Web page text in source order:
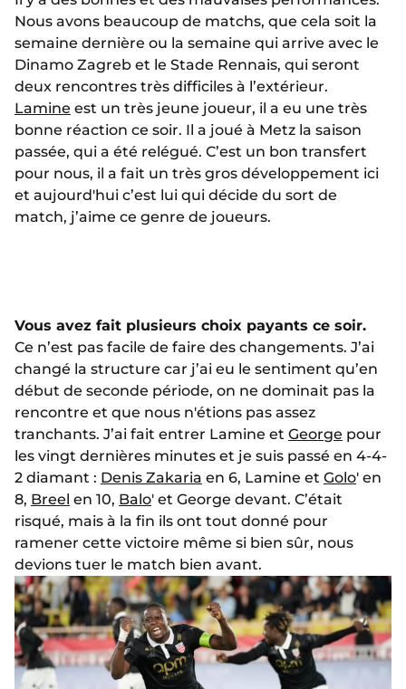
Nous avons beaucoup de matchs, que cela soit la
semaine dernière ou la semaine qui arrive avec le
Dinamo Zagreb et le Stade Rennais, qui seront
deux rencontres très difficiles à l’extérieur.
Lamine est un très jeune joueur, il a eu une très
bonne réaction ce soir. Il a joué à Metz la saison
passée, qui a été relégué. C’est un bon transfert
pour nous, il a fait un très gros développement ici
et aujourd'hui c’est lui qui décide du sort de
match, j’aime ce genre de joueurs.
Vous avez fait plusieurs choix payants ce soir.
Ce n’est pas facile de faire des changements. J’ai
changé la structure car j’ai eu le sentiment qu’en
début de seconde période, on ne dominait pas la
rencontre et que nous n'étions pas assez
tranchants. J’ai fait entrer Lamine et George pour
les vingt dernières minutes et je suis passé en 4-4-
2 diamant : Denis Zakaria en 6, Lamine et Golo' en
8, Breel en 10, Balo' et George devant. C’était
risqué, mais à la fin ils ont tout donné pour
ramener cette victoire même si bien sûr, nous
devions tuer le match bien avant.